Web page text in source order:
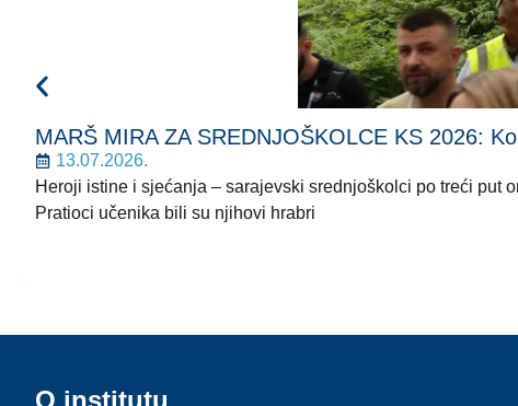
MARŠ MIRA ZA SREDNJOŠKOLCE KS 2026:
13.07.2026.
Heroji istine i sjećanja – sarajevski srednjoškolci po treći put
Pratioci učenika bili su njihovi hrabri
O institutu